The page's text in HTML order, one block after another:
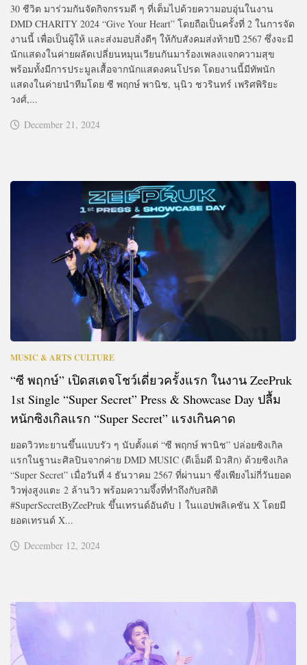
30 ชีวิต มาร่วมกันจัดกิจกรรมดี ๆ ที่เต็มไปด้วยความอบอุ่นในงาน
DMD CHARITY 2024 “Give Your Heart” โดยถือเป็นครั้งที่ 2 ในการจัด
งานนี้ เพื่อเป็นผู้ให้ และส่งมอบสิ่งดีๆ ให้กับสังคมส่งท้ายปี 2567 ซึ่งจะมี
นักแสดงในค่ายผลัดเปลี่ยนหมุนเวียนกันมาร้องเพลงแจกความสุข
พร้อมทั้งมีการประมูลเสื้อจากนักแสดงคนโปรด โดยงานนี้มีทัพนัก
แสดงในค่ายนำทีมโดย ซี พฤกษ์ พานิช, นุนิว ชวรินทร์ เพริศพิริยะ
วงศ์,...
December 21, 2024
MUSIC & ARTS CULTURE
“ซี พฤกษ์” เปิดสเตจโชว์เดี่ยวครั้งแรก ในงาน ZeePruk
1st Single “Super Secret” Press & Showcase Day ปลื้ม
หนักซิงเกิลแรก “Super Secret” แรงเกินคาด
ยอดวิวทะยานขึ้นแบบรัว ๆ นับตั้งแต่ “ซี พฤกษ์ พานิช” ปล่อยซิงเกิล
แรกในฐานะศิลปินจากค่าย DMD MUSIC (ดีเอ็มดี มิวสิก) ด้วยซิงเกิล
“Super Secret” เมื่อวันที่ 4 ธันวาคม 2567 ที่ผ่านมา ซึ่งเพียงไม่กี่วันยอด
วิวพุ่งสูงแตะ 2 ล้านวิว พร้อมความจึ้งที่ทำถึงกับสถิติ
#SuperSecretByZeePruk ขึ้นเทรนด์อันดับ 1 ในแอปพลิเคชัน X โดยมี
ยอดเทรนด์ X...
December 12, 2024